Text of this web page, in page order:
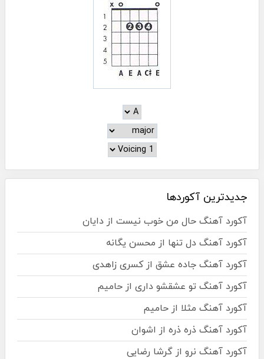
جدیدترین آکوردها
آکورد آهنگ حال من خوب نیست از دایان
آکورد آهنگ دل تنها از محسن یگانه
آکورد آهنگ جاده عشق از کسری زاهدی
آکورد آهنگ تو عشقشو داری از حامیم
آکورد آهنگ مثلا از حامیم
آکورد آهنگ ذره ذره از اشوان
آکورد آهنگ نرو از گرشا رضایی